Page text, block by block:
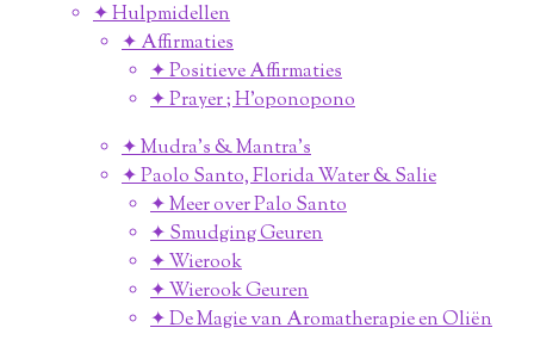
✦ Hulpmidellen
✦ Affirmaties
✦ Positieve Affirmaties
✦ Prayer ; H'oponopono
✦ Mudra's & Mantra's
✦ Paolo Santo, Florida Water & Salie
✦ Meer over Palo Santo
✦ Smudging Geuren
✦ Wierook
✦ Wierook Geuren
✦ De Magie van Aromatherapie en Oliën